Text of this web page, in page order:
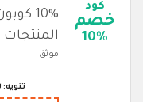
كود
خصم
10%
10%
المنتجات
موثق
تنويه: